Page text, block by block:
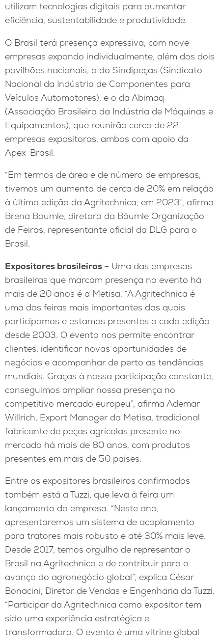
utilizam tecnologias digitais para aumentar
eficiência, sustentabilidade e produtividade.
O Brasil terá presença expressiva, com nove
empresas expondo individualmente, além dos dois
pavilhões nacionais, o do Sindipeças (Sindicato
Nacional da Indústria de Componentes para
Veículos Automotores), e o da Abimaq
(Associação Brasileira da Indústria de Máquinas e
Equipamentos), que reunirão cerca de 22
empresas expositoras, ambos com apoio da
Apex-Brasil.
“Em termos de área e de número de empresas,
tivemos um aumento de cerca de 20% em relação
à última edição da Agritechnica, em 2023”, afirma
Brena Baumle, diretora da Bäumle Organização
de Feiras, representante oficial da DLG para o
Brasil.
Expositores brasileiros – Uma das empresas
brasileiras que marcam presença no evento há
mais de 20 anos é a Metisa. “A Agritechnica é
uma das feiras mais importantes das quais
participamos e estamos presentes a cada edição
desde 2003. O evento nos permite encontrar
clientes, identificar novas oportunidades de
negócios e acompanhar de perto as tendências
mundiais. Graças à nossa participação constante,
conseguimos ampliar nossa presença no
competitivo mercado europeu”, afirma Ademar
Willrich, Export Manager da Metisa, tradicional
fabricante de peças agrícolas presente no
mercado há mais de 80 anos, com produtos
presentes em mais de 50 países.
Entre os expositores brasileiros confirmados
também está a Tuzzi, que leva à feira um
lançamento da empresa. “Neste ano,
apresentaremos um sistema de acoplamento
para tratores mais robusto e até 30% mais leve.
Desde 2017, temos orgulho de representar o
Brasil na Agritechnica e de contribuir para o
avanço do agronegócio global”, explica César
Bonacini, Diretor de Vendas e Engenharia da Tuzzi.
“Participar da Agritechnica como expositor tem
sido uma experiência estratégica e
transformadora. O evento é uma vitrine global